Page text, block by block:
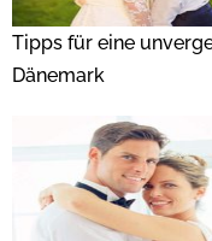
Tipps für eine
Dänemark